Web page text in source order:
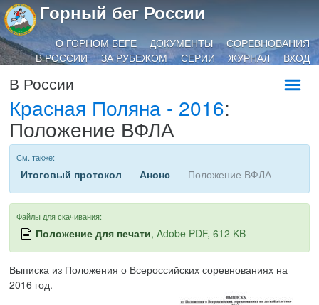
Горный бег России
О ГОРНОМ БЕГЕ ДОКУМЕНТЫ
СОРЕВНОВАНИЯ
В РОССИИ
ЗА РУБЕЖОМ СЕРИИ ЖУРНАЛ ВХОД
В России
Красная Поляна - 2016:
Положение ВФЛА
См. также:
Итоговый протокол Анонс Положение ВФЛА
Файлы для скачивания:
Положение для печати, Adobe PDF, 612 KB
Выписка из Положения о Всероссийских соревнованиях на
2016 год.